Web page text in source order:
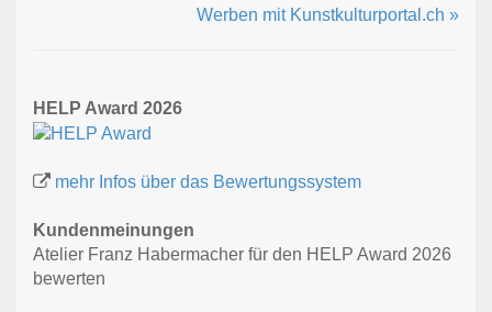
Werben mit Kunstkulturportal.ch »
HELP Award 2026
mehr Infos über das Bewertungssystem
Kundenmeinungen
Atelier Franz Habermacher für den HELP Award 2026
bewerten